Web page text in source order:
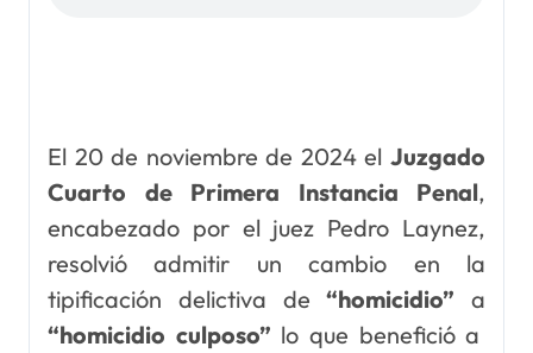
El 20 de noviembre de 2024 el Juzgado
Cuarto de Primera Instancia Penal,
encabezado por el juez Pedro Laynez,
resolvió admitir un cambio en la
tipificación delictiva de“homicidio” a
“homicidio culposo” lo que benefició a